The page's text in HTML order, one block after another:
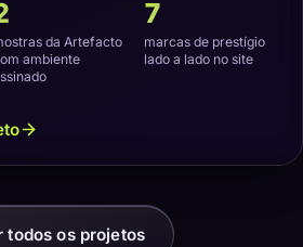
da Artefacto
ambiente
7
marcas de prestígio
lado a lado no site
todos os projetos